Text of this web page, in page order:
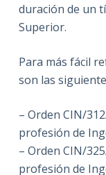
duración de un
Superior.
Para más fácil
son las
– Orden CIN/
profesión de
– Orden CIN/
profesión de